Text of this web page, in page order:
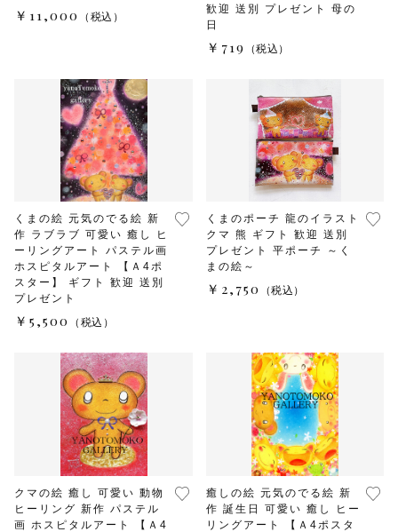
￥11,000 （税込）
歓迎 送別 プレゼント 母の
日
￥719 （税込）
くまの絵 元気のでる絵 新
作 ラブラブ 可愛い 癒し ヒ
ーリングアート パステル画
ホスピタルアート 【Ａ4ポ
スター】 ギフト 歓迎 送別
プレゼント
￥5,500 （税込）
くまのポーチ 龍のイラスト
クマ 熊 ギフト 歓迎 送別
プレゼント 平ポーチ ～く
まの絵～
￥2,750 （税込）
クマの絵 癒し 可愛い 動物
ヒーリング 新作 パステル
画 ホスピタルアート 【Ａ4
癒しの絵 元気のでる絵 新
作 誕生日 可愛い 癒し ヒー
リングアート 【Ａ4ポスタ